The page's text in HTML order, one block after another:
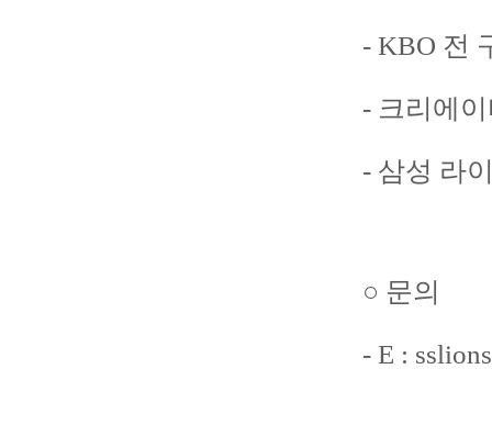
- KBO 전
- 크리에
- 삼성 라
○ 문의
- E :